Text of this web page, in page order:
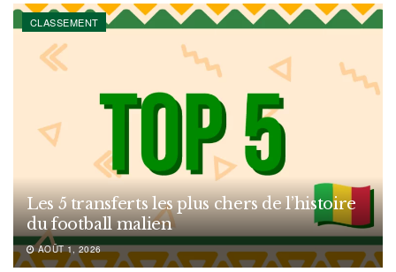
CLASSEMENT
Les 5 transferts les plus chers de l’histoire
du football malien
AOÛT 1, 2026